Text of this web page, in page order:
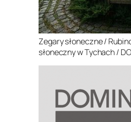
Zegary słoneczne /
słoneczny w Tychach /